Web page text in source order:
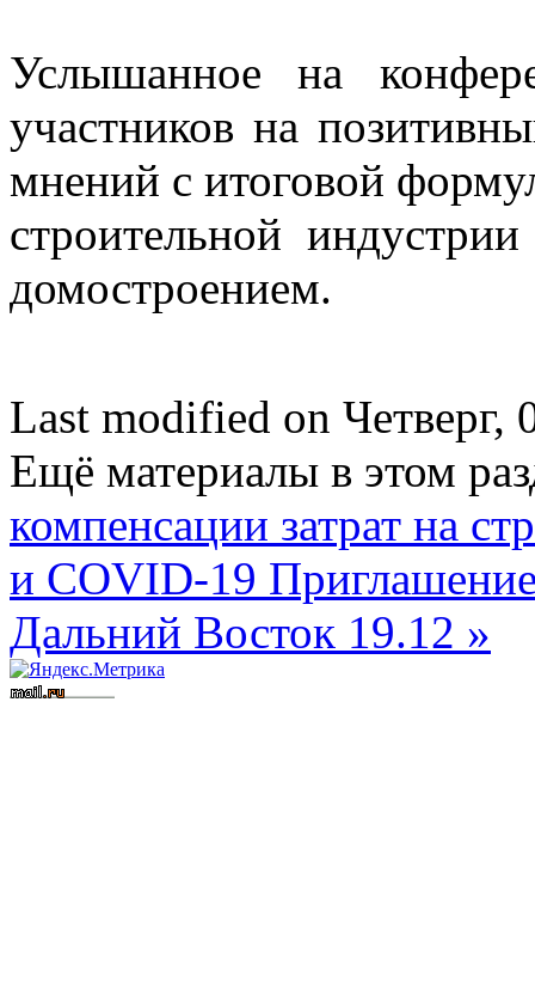
Услышанное на
участников на
мнений с итоговой
строительной
домостроением.
Last modified on Четверг,
Ещё материалы в этом
компенсации затрат на
и COVID-19
Дальний Восток 19.12 »